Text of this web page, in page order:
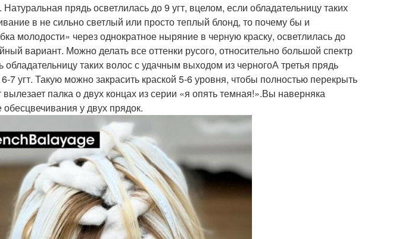
прядь осветлилась до 9 угт, вцелом, если обладательницу таких
в не сильно светлый или просто теплый блонд, то почему бы и
молодости» через однократное ныряние в черную краску, осветлилась до
вариант. Можно делать все оттенки русого, относительно большой спектр
таких волос с удачным выходом из черногоА третья прядь
7 угт. Такую можно закрасить краской 5-6 уровня, чтобы полностью перекрыть
палка о двух концах из серии «я опять темная!».Вы наверняка
у двух прядок.